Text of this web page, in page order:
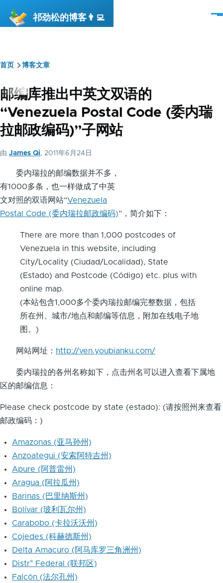
祁劲松的博客👨‍💻
菜
面
包
屑
首页 博客文章
邮编库推出中英文双语的
“Venezuela Postal Code (委内瑞
拉邮政编码)”子网站
由 James Qi, 2011年6月24日
委内瑞拉的邮编数据并不多，
有1000多条，也一样做成了中英
文对照的双语网站“Venezuela
Postal Code (委内瑞拉邮政编码)”，简介如下：
There are more than 1,000 postcodes of
Venezuela in this website, including
City/Locality (Ciudad/Localidad), State
(Estado) and Postcode (Código) etc. plus with
online map.
(本站包含1,000多个委内瑞拉邮编完整数据，包括
所在州、城市/地点和邮编等信息，附加在线电子地
图。)
网站网址： http://ven.youbianku.com/
委内瑞拉的各州名称如下，点击州名可以进入查看下属地
区的邮编信息：
Please check postcode by state (estado): (请按照州来查看
邮政编码：)
Amazonas (亚马孙州)
Anzoategui (安索阿特吉州)
Apure (阿普雷州)
Aragua (阿拉瓜州)
Barinas (巴里纳斯州)
Bolívar (玻利瓦尔州)
Carabobo (卡拉沃沃州)
Cojedes (科赫德斯州)
Delta Amacuro (阿马库罗三角洲州)
Distr° Federal (联邦区)
Falcón (法尔孔州)